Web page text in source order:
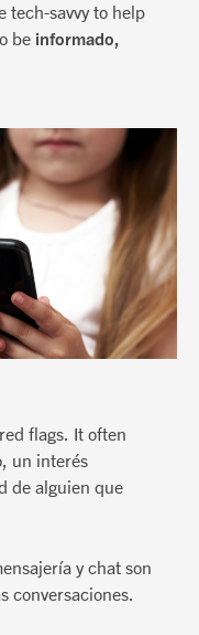
tech-savvy to help
be informado,
flags. It often
un interés
de alguien que
y chat son
conversaciones.